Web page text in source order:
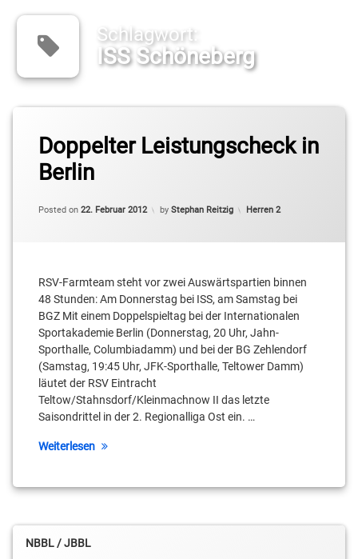
Schlagwort:
ISS Schöneberg
Doppelter Leistungscheck in
Berlin
Posted on 22. Februar 2012 by Stephan Reitzig Categories:
Herren 2
RSV-Farmteam steht vor zwei Auswärtspartien binnen
48 Stunden: Am Donnerstag bei ISS, am Samstag bei
BGZ Mit einem Doppelspieltag bei der Internationalen
Sportakademie Berlin (Donnerstag, 20 Uhr, Jahn-
Sporthalle, Columbiadamm) und bei der BG Zehlendorf
(Samstag, 19:45 Uhr, JFK-Sporthalle, Teltower Damm)
läutet der RSV Eintracht
Teltow/Stahnsdorf/Kleinmachnow II das letzte
Saisondrittel in der 2. Regionalliga Ost ein. …
Weiterlesen
BG
Zehlendorf
ISS
Schöneberg
Jaime
Meißner
Julian
Schulz
Landvoigt
Boekstegers
Leroy
Höbold
NBBL / JBBL